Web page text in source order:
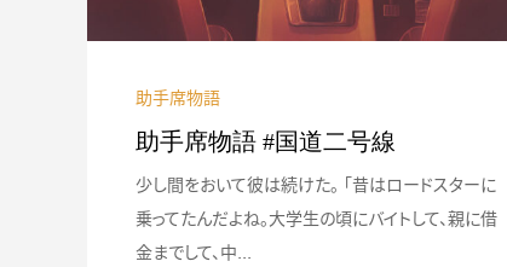
助手席物語
助手席物語 #国道二号線
少し間をおいて彼は続けた。 「昔はロードスターに
乗ってたんだよね。大学生の頃にバイトして、親に借
金までして、中...